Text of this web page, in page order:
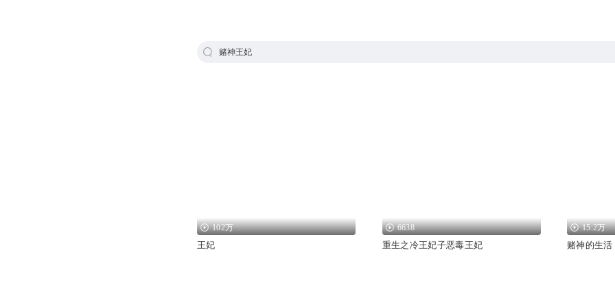
赌神王妃
102万
王妃
6638
重生之冷王妃子恶毒王妃
15.2万
赌神的生活